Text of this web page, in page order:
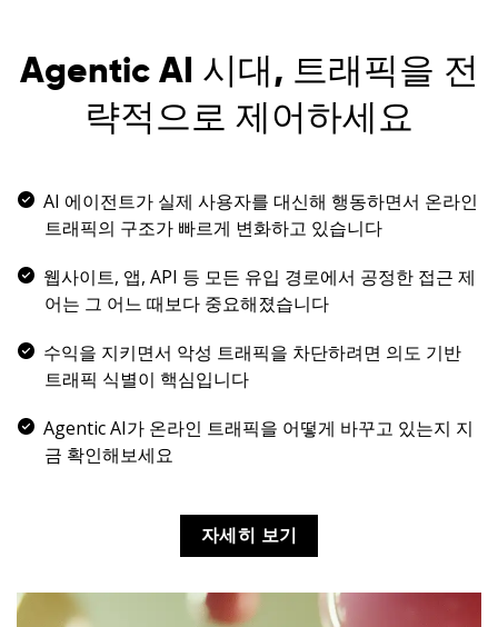
Agentic AI 시대, 트래픽을 전
략적으로 제어하세요
AI 에이전트가 실제 사용자를 대신해 행동하면서 온라인
트래픽의 구조가 빠르게 변화하고 있습니다
웹사이트, 앱, API 등 모든 유입 경로에서 공정한 접근 제
어는 그 어느 때보다 중요해졌습니다
수익을 지키면서 악성 트래픽을 차단하려면 의도 기반
트래픽 식별이 핵심입니다
Agentic AI가 온라인 트래픽을 어떻게 바꾸고 있는지 지
금 확인해보세요
자세히 보기